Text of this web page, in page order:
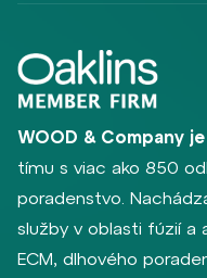
WOOD & Company
tímu s viac ako 850
poradenstvo.
služby v oblasti fúzií a
ECM, dlhového